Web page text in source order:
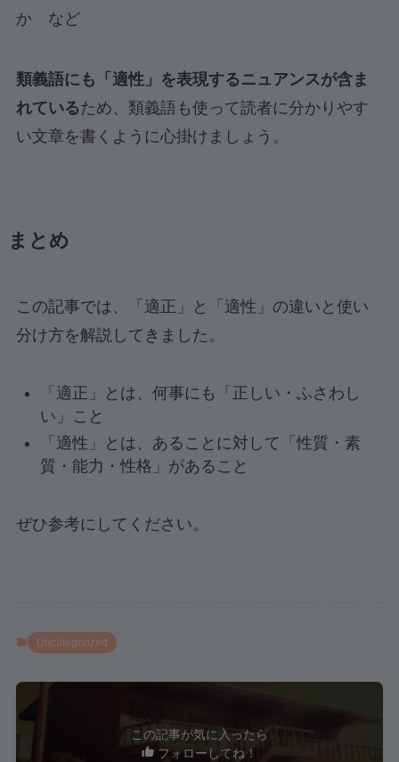
か など
類義語にも「適性」を表現するニュアンスが含ま
れているため、類義語も使って読者に分かりやす
い文章を書くように心掛けましょう。
まとめ
この記事では、「適正」と「適性」の違いと使い
分け方を解説してきました。
「適正」とは、何事にも「正しい・ふさわし
い」こと
「適性」とは、あることに対して「性質・素
質・能力・性格」があること
ぜひ参考にしてください。
Uncategorized
この記事が気に入ったら
フォローしてね！